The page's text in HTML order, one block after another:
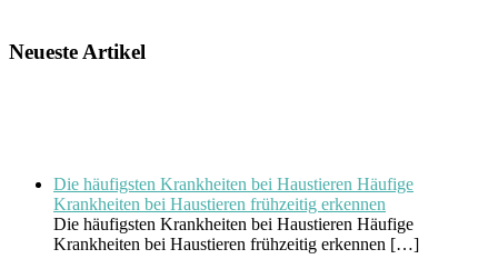
Neueste Artikel
Die häufigsten Krankheiten bei Haustieren Häufige
Krankheiten bei Haustieren frühzeitig erkennen
Die häufigsten Krankheiten bei Haustieren Häufige
Krankheiten bei Haustieren frühzeitig erkennen […]